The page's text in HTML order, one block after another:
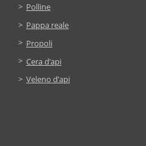
Polline
Pappa reale
Propoli
Cera d’api
Veleno d’api